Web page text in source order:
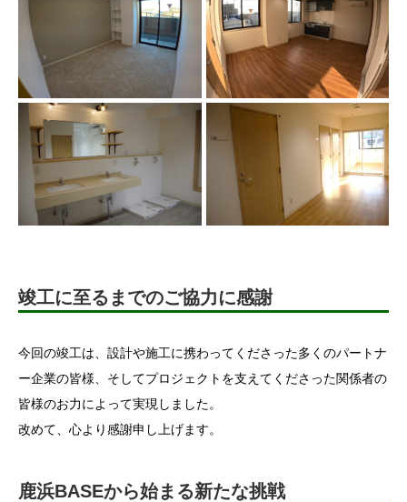
竣工に至るまでのご協力に感謝
今回の竣工は、設計や施工に携わってくださった多くのパートナ
ー企業の皆様、そしてプロジェクトを支えてくださった関係者の
皆様のお力によって実現しました。
改めて、心より感謝申し上げます。
鹿浜BASEから始まる新たな挑戦